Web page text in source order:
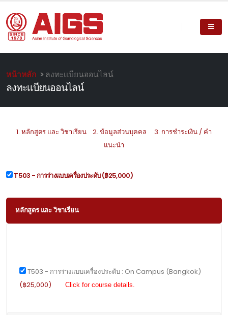
หน้าหลัก > ลงทะเเบียนออนไลน์
ลงทะเเบียนออนไลน์
1. หลักสูตร และ วิชาเรียน 2. ข้อมูลส่วนบุคคล 3. การชำระเงิน / คำ
แนะนำ
T503 - การร่างแบบเครื่องประดับ(฿25,000)
หลักสูตร และ วิชาเรียน
T503 - การร่างแบบเครื่องประดับ : On Campus (Bangkok)
(฿25,000)
Click for course details.